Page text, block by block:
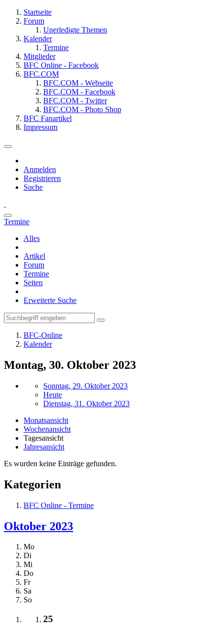
Startseite
Forum
Unerledigte Themen
Kalender
Termine
Mitglieder
BFC Online - Facebook
BFC.COM
BFC.COM - Webseite
BFC.COM - Facebook
BFC.COM - Twitter
BFC.COM - Photo Shop
BFC Fanartikel
Impressum
Anmelden
Registrieren
Suche
Termine
Alles
Artikel
Forum
Termine
Seiten
Erweiterte Suche
BFC-Online
Kalender
Montag, 30. Oktober 2023
Sonntag, 29. Oktober 2023
Heute
Dienstag, 31. Oktober 2023
Monatsansicht
Wochenansicht
Tagesansicht
Jahresansicht
Es wurden keine Einträge gefunden.
Kategorien
BFC Online - Termine
Oktober 2023
Mo
Di
Mi
Do
Fr
Sa
So
25